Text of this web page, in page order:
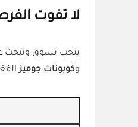
لا تفوت الفرصة
بتحب تسوق وتبحث
وكوبونات جوميزالفعّالة